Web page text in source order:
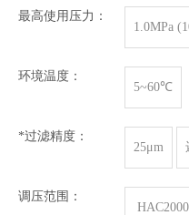
最高使用压力：
1.0MPa
环境温度：
5~60℃
*过滤精度：
25μm
调压范围：